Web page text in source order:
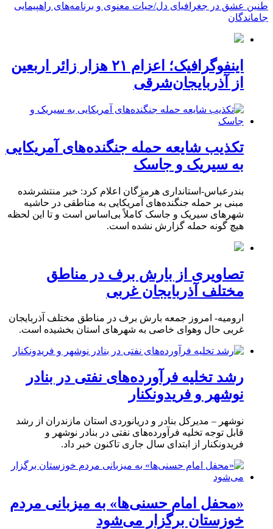
طنین عشق در جغرافیای دل/حیات معنوی و برنامه‌های راهپیمایی
جاماندگان
اینفوگرافیک؛ اعزام ۲۱ هزار زائر اربعین
از آذربایجان‌شرقی
تکذیب شایعه حمله جنگنده‌های آمریکایی
به سیریک و جاسک
بندرعباس-استانداری هرمزگان اعلام کرد: خبر منتشرشده
مبنی بر حمله جنگنده‌های آمریکایی به مناطقی در حاشیه
شهرهای سیریک و جاسک کاملاً بی‌اساس است و تا این لحظه
هیچ گونه حمله گزارش نشده است.
تصاویری از بارش برف در مناطق
مختلف آذربایجان غربی
ارومیه- امروز جمعه بارش برف در مناطق مختلف آذربایجان
غربی حال وهوای خاصی به شهرهای استان بخشیده است.
رشد تخلیه فرآورده‌های نفتی در بنادر
نوشهر و فریدونکنار
نوشهر – مدیرکل بنادر و دریانوردی استان مازندران از رشد
قابل توجه تخلیه فرآورده‌های نفتی در بنادر نوشهر و
فریدونکنار از ابتدای سال جاری تاکنون خبر داد.
«محفل امام حسنی‌ها» به میزبانی مردم
خوزستان برگزار می‌شود